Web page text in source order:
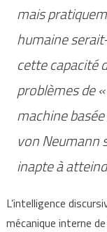
mais
humaine
cette capacité
problèmes de
machine
von Neumann
inapte à
L’intelligence
mécanique interne